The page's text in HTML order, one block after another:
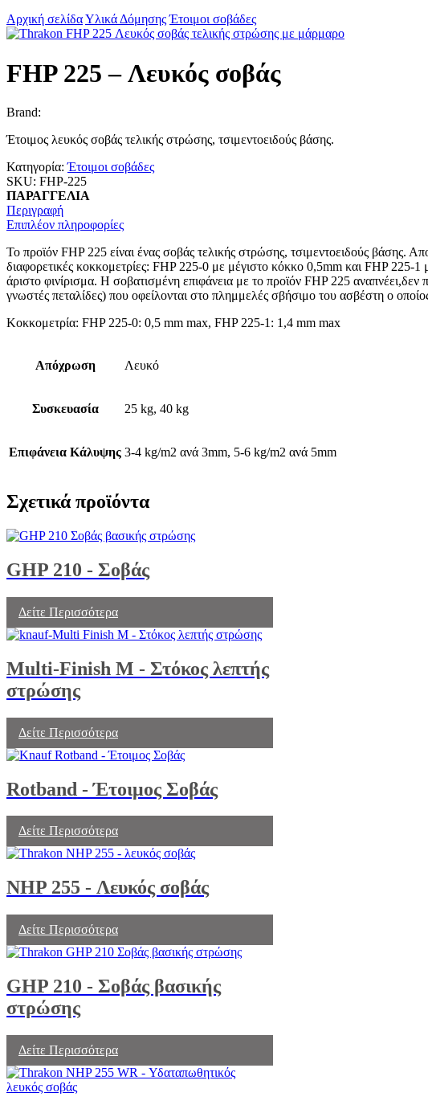
Αρχική σελίδαΥλικά Δόμησης Έτοιμοι σοβάδες
FHP 225 – Λευκός σοβάς
Brand:
Έτοιμος λευκός σοβάς τελικής στρώσης, τσιμεντοειδούς βάσης.
Κατηγορία:Έτοιμοι σοβάδες
SKU: FHP-225
ΠΑΡΑΓΓΕΛΙΑ
Περιγραφή
Επιπλέον πληροφορίες
Το προϊόν FHP 225 είναι ένας σοβάς τελικής στρώσης, τσιμεντοειδούς βάσης.
διαφορετικές κοκκομετρίες: FHP 225-0 με μέγιστο κόκκο 0,5mm και FHP
άριστο φινίρισμα. Η σοβατισμένη επιφάνεια με το προϊόν FHP 225 αναπνέει,δεν
γνωστές πεταλίδες) που οφείλονται στο πλημμελές σβήσιμο του ασβέστη ο
Κοκκομετρία: FHP 225-0: 0,5 mm max, FHP 225-1: 1,4 mm max
Απόχρωση Λευκό
Συσκευασία 25 kg, 40 kg
Επιφάνεια Κάλυψης 3-4 kg/m2 ανά 3mm, 5-6 kg/m2 ανά 5mm
Σχετικά προϊόντα
GHP 210 - Σοβάς
Δείτε Περισσότερα
Multi-Finish Μ - Στόκος λεπτής
στρώσης
Δείτε Περισσότερα
Rotband - Έτοιμος Σοβάς
Δείτε Περισσότερα
NHP 255 - Λευκός σοβάς
Δείτε Περισσότερα
GHP 210 - Σοβάς βασικής
στρώσης
Δείτε Περισσότερα